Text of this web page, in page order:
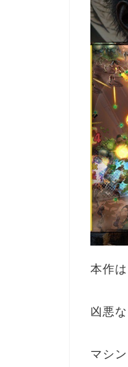
本作
凶悪
マシ